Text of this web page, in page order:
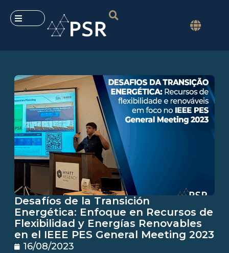
Desafíos de la Transición
Energética: Enfoque en Recursos de
Flexibilidad y Energías Renovables
en el IEEE PES General Meeting 2023
16/08/2023